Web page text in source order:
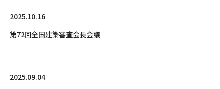
2025.10.16
第72回全国建築審査会長会議
2025.09.04